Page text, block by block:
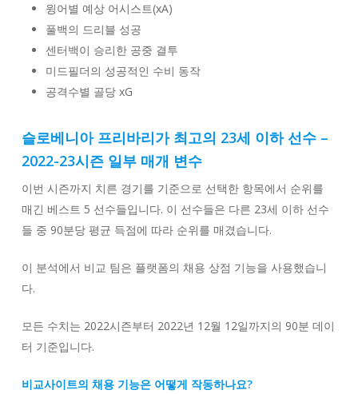
윙어별 예상 어시스트(xA)
풀백의 드리블 성공
센터백이 승리한 공중 결투
미드필더의 성공적인 수비 동작
공격수별 골당 xG
슬로베니아 프리바리가 최고의 23세 이하 선수 –
2022-23시즌 일부 매개 변수
이번 시즌까지 치른 경기를 기준으로 선택한 항목에서 순위를
매긴 베스트 5 선수들입니다. 이 선수들은 다른 23세 이하 선수
들 중 90분당 평균 득점에 따라 순위를 매겼습니다.
이 분석에서 비교 팀은 플랫폼의 채용 상점 기능을 사용했습니
다.
모든 수치는 2022시즌부터 2022년 12월 12일까지의 90분 데이
터 기준입니다.
비교사이트의 채용 기능은 어떻게 작동하나요?